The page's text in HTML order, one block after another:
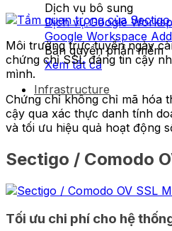
Dịch vụ bô sung
Dịch vụ Google
Google Workspace
Bản quyền phần mềm
Xem tất cả
Infrastructure
Môi trường trực tuyến ngày
chứng chỉ SSL đáng tin cậy
mình.
Chứng chỉ không chỉ mã hóa
cậy qua xác thực danh tính
và tối ưu hiệu quả hoạt động
Sectigo / Comodo
Tối ưu chi phí cho hệ